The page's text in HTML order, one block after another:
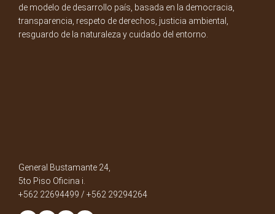
de modelo de desarrollo país, basada en la democracia,
transparencia, respeto de derechos, justicia ambiental,
resguardo de la naturaleza y cuidado del entorno.
General Bustamante 24,
5to Piso Oficina i.
+562 22694499 / +562 29294264